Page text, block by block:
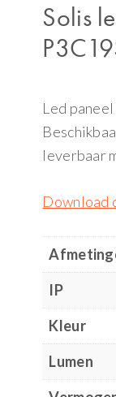
Solis
Led
leverbaar
Download
IP
Kleur
Lumen